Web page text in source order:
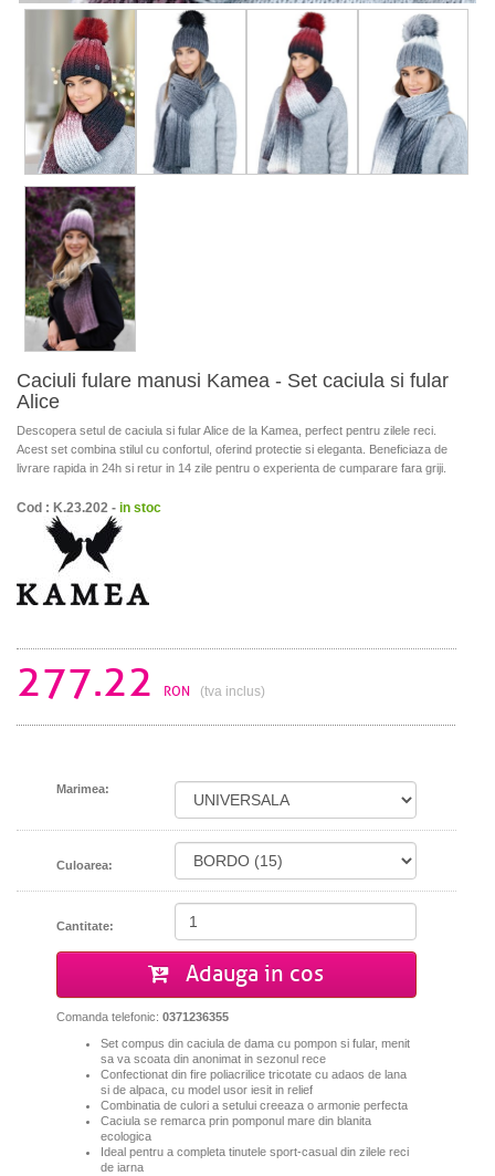
Caciuli fulare manusi Kamea - Set caciula si fular
Alice
Descopera setul de caciula si fular Alice de la Kamea, perfect pentru zilele reci.
Acest set combina stilul cu confortul, oferind protectie si eleganta. Beneficiaza de
livrare rapida in 24h si retur in 14 zile pentru o experienta de cumparare fara griji.
Cod : K.23.202 - in stoc
277.22 RON (tva inclus)
Marimea:
Culoarea:
Cantitate:
Adauga in cos
Comanda telefonic: 0371236355
Set compus din caciula de dama cu pompon si fular, menit
sa va scoata din anonimat in sezonul rece
Confectionat din fire poliacrilice tricotate cu adaos de lana
si de alpaca, cu model usor iesit in relief
Combinatia de culori a setului creeaza o armonie perfecta
Caciula se remarca prin pomponul mare din blanita
ecologica
Ideal pentru a completa tinutele sport-casual din zilele reci
de iarna